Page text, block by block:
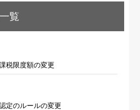
覧
税限度額の変更
定のルールの変更